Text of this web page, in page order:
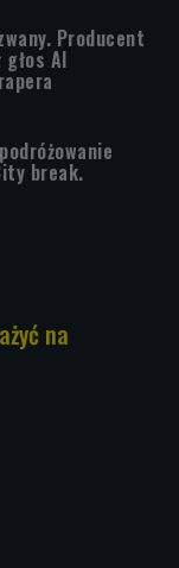
Producent
AI
break.
na